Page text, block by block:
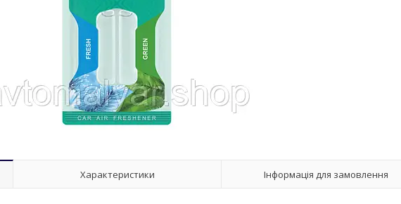
Характеристики Інформація для замовлення